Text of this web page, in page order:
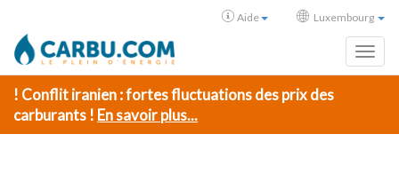
Aide Luxembourg
! Conflit iranien : fortes fluctuations des prix des
carburants ! En savoir plus...